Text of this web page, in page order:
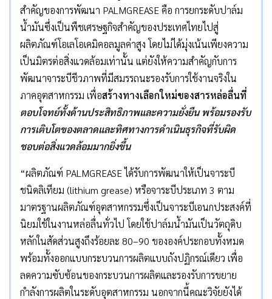
สำคัญของการพัฒนา PALMGREASE คือ การยกระดับปาล์ม
น้ำมันซึ่งเป็นพืชเศรษฐกิจสำคัญของประเทศไทยไปสู่
ผลิตภัณฑ์โอเลโอเคมิคอลมูลค่าสูง โดยไม่ได้มุ่งเน้นเพียงความ
เป็นมิตรต่อสิ่งแวดล้อมเท่านั้น แต่ยังให้ความสำคัญกับการ
พัฒนาจาระบีชีวภาพที่มีสมรรถนะรองรับการใช้งานจริงใน
ภาคอุตสาหกรรม เพื่อสร้างทางเลือกใหม่ของสารหล่อลื่นที่
ตอบโจทย์ทั้งด้านประสิทธิภาพและความยั่งยืน พร้อมรองรับ
การเติบโตของตลาดและทิศทางการดำเนินธุรกิจที่รับผิด
ชอบต่อสิ่งแวดล้อมมากยิ่งขึ้น
“ผลิตภัณฑ์ PALMGREASE ได้รับการพัฒนาให้เป็นจาระบี
ชนิดลิเทียม (lithium grease) หรือจาระบีประเภท 3 ตาม
มาตรฐานผลิตภัณฑ์อุตสาหกรรมซึ่งเป็นจาระบีเอนกประสงค์ที่
นิยมใช้ในงานหล่อลื่นทั่วไป โดยใช้ปาล์มน้ำมันเป็นวัตถุดิบ
หลักในสัดส่วนสูงถึงร้อยละ 80–90 ขององค์ประกอบทั้งหมด
พร้อมทั้งออกแบบกระบวนการผลิตแบบถังปฏิกรณ์เดียว เพื่อ
ลดความซับซ้อนของกระบวนการผลิตและรองรับการขยาย
กำลังการผลิตในระดับอุตสาหกรรม นอกจากนี้คณะวิจัยยังได้